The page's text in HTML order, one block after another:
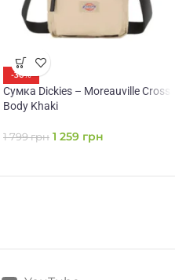
-30%
Сумка Dickies – Moreauville Cross
Body Khaki
1 799грн 1 259 грн